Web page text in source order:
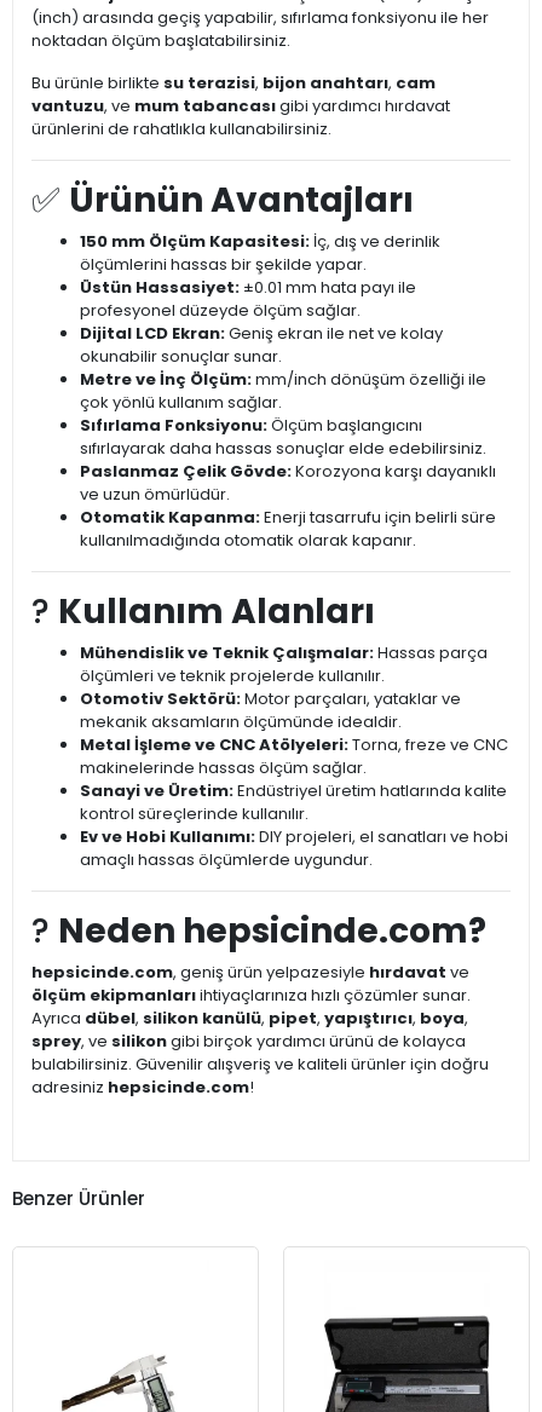
(inch) arasında geçiş yapabilir, sıfırlama fonksiyonu ile her
noktadan ölçüm başlatabilirsiniz.
Bu ürünle birlikte su terazisi, bijon anahtarı, cam
vantuzu, ve mum tabancasıgibi yardımcı hırdavat
ürünlerini de rahatlıkla kullanabilirsiniz.
✅ Ürünün Avantajları
150 mm Ölçüm Kapasitesi: İç, dış ve derinlik
ölçümlerini hassas bir şekilde yapar.
Üstün Hassasiyet: ±0.01 mm hata payı ile
profesyonel düzeyde ölçüm sağlar.
Dijital LCD Ekran:Geniş ekran ile net ve kolay
okunabilir sonuçlar sunar.
Metre ve İnç Ölçüm:mm/inch dönüşüm özelliği ile
çok yönlü kullanım sağlar.
Sıfırlama Fonksiyonu:Ölçüm başlangıcını
sıfırlayarak daha hassas sonuçlar elde edebilirsiniz.
Paslanmaz Çelik Gövde:Korozyona karşı dayanıklı
ve uzun ömürlüdür.
Otomatik Kapanma:Enerji tasarrufu için belirli süre
kullanılmadığında otomatik olarak kapanır.
?️ Kullanım Alanları
Mühendislik ve Teknik Çalışmalar:Hassas parça
ölçümleri ve teknik projelerde kullanılır.
Otomotiv Sektörü:Motor parçaları, yataklar ve
mekanik aksamların ölçümünde idealdir.
Metal İşleme ve CNC Atölyeleri:Torna, freze ve CNC
makinelerinde hassas ölçüm sağlar.
Sanayi ve Üretim:Endüstriyel üretim hatlarında kalite
kontrol süreçlerinde kullanılır.
Ev ve Hobi Kullanımı:DIY projeleri, el sanatları ve hobi
amaçlı hassas ölçümlerde uygundur.
? Neden hepsicinde.com?
hepsicinde.com, geniş ürün yelpazesiyle hırdavat ve
ölçüm ekipmanlarıihtiyaçlarınıza hızlı çözümler sunar.
Ayrıca dübel, silikon kanülü, pipet, yapıştırıcı, boya,
sprey, ve silikongibi birçok yardımcı ürünü de kolayca
bulabilirsiniz. Güvenilir alışveriş ve kaliteli ürünler için doğru
adresiniz hepsicinde.com!
Benzer Ürünler